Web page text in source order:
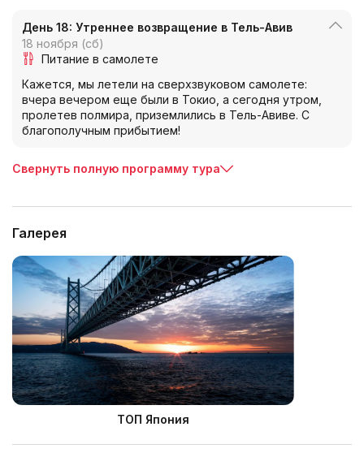
День 18: Утреннее возвращение в Тель-Авив
18 ноября (сб)
Питание в самолете
Кажется, мы летели на сверхзвуковом самолете:
вчера вечером еще были в Токио, а сегодня утром,
пролетев полмира, приземлились в Тель-Авиве. С
благополучным прибытием!
Свернуть полную программу тура
Галерея
ТОП Япония